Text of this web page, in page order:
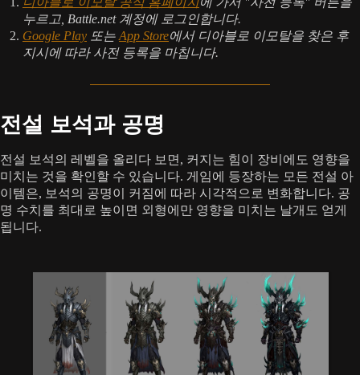
누르고, Battle.net 계정에 로그인합니다.
Google Play 또는App Store에서 디아블로 이모탈을 찾은 후
지시에 따라 사전 등록을 마칩니다.
전설 보석과 공명
전설 보석의 레벨을 올리다 보면, 커지는 힘이 장비에도 영향을
미치는 것을 확인할 수 있습니다. 게임에 등장하는 모든 전설 아
이템은, 보석의 공명이 커짐에 따라 시각적으로 변화합니다. 공
명 수치를 최대로 높이면 외형에만 영향을 미치는 날개도 얻게
됩니다.